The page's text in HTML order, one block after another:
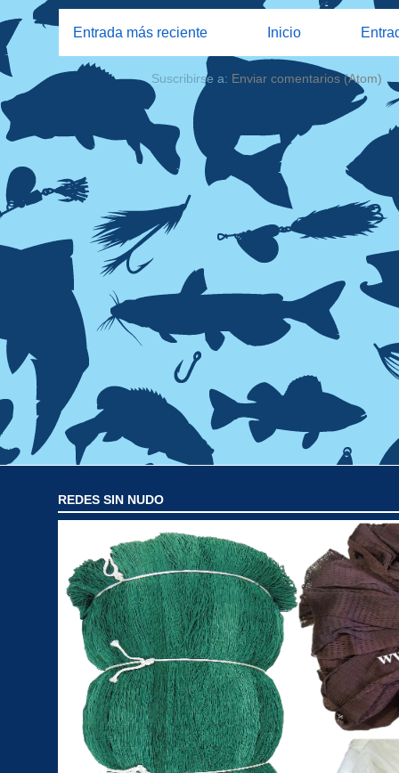
Entrada más reciente Inicio
Suscribirse a: Enviar comentarios (Atom)
REDES SIN NUDO